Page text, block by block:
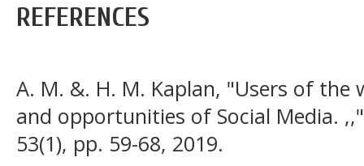
REFERENCES
A. M. &. H. M. Kaplan, "Users of the
and opportunities of Social Media.
53(1), pp. 59-68, 2019.